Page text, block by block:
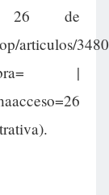
26 de
articulos/
|